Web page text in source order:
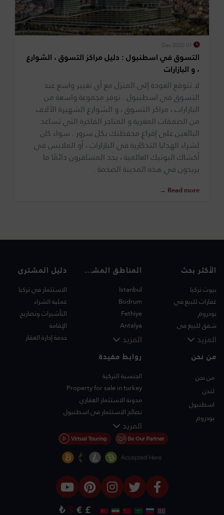
01 Dec 2020
التسوق في اسطنبول : دليل مراكز التسوق ، الشوارع
، و البازارات
لا تتوقع العودة إلى المنزل مع أي تغيير واسع عند
التسوق في اسطنبول . توفر مجموعة واسعة من
البازارات ، مراكز التسوق ، و الشوارع الشهيرة الآلاف
من الصفقات المغرية و المتاجر الفاخرة التي تساعد
البائعين على إفراغ محفظتك بكل سرور . سواء كان
لشراء الهدايا التذكارية في البازارات ، أو الملابس في
أكشاك البوتيك العالمية ، يجد المسافرون دائمًا ما
يريدون في هذه المدينة الضخمة .
Read more →
الأكثر بحث
بيوت تركيا
عقارات للبيع في
بودروم
شقق للبيع في
اسطنبول
فلل بودروم
شقق للبيع في انطاليا
منازل انطاليا
المزيد
المناطق المشهورة
Istanbul
Bodrum
Fethiye
Antalya
Kalkan
Kas
Bursa
Gocek
Side
Kemer
Dalyan
Izmir
Belek
المزيد
دليل المشترى
الاستثمار في تركيا
عملية الشراء
التأشيرات وتصاريح
الإقامة
خدمة إدارة العقار
من نحن
من نحن
لندن
اسطنبول
بودروم
روابط مفيدة
الجنسية التركية
Property for sale in turkey
مدونة الاستثمار العقاري
نصائح الاستثمار في اسطنبول
تلفزيون PT
عقارات اسطنبول للاستثمار
اعرض عقارك للبيع
الصفقة
العقارات الفاخرة
الاستثمار
التصميم والبناء
المزيد
£
€
$
₺